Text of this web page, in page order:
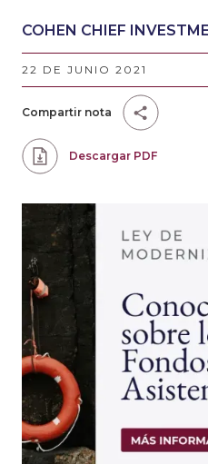
COHEN CHIEF
22 DE JUNIO 2021
Compartir nota
Descargar PDF